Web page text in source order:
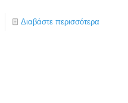
Διαβάστε περισσότερα